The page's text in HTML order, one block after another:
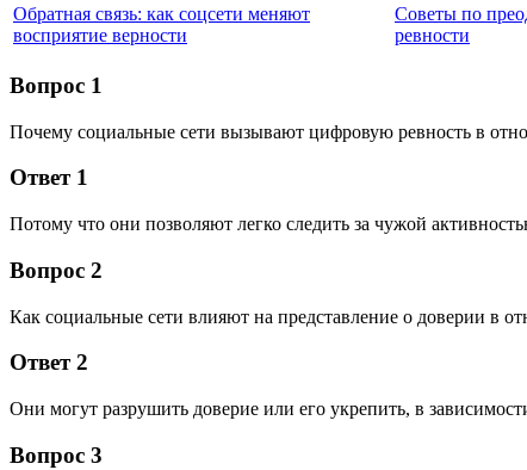
Обратная связь: как соцсети меняют
восприятие верности
Советы по
ревности
Вопрос 1
Почему социальные сети вызывают цифровую ревность в
Ответ 1
Потому что они позволяют легко следить за чужой
Вопрос 2
Как социальные сети влияют на представление о доверии в
Ответ 2
Они могут разрушить доверие или его укрепить, в
Вопрос 3